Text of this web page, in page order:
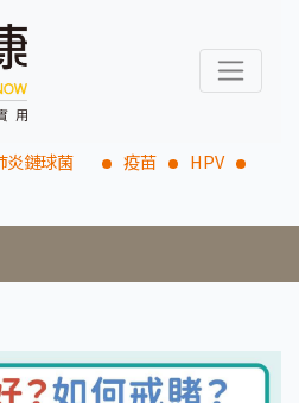
炎鏈球菌 疫苗
HPV